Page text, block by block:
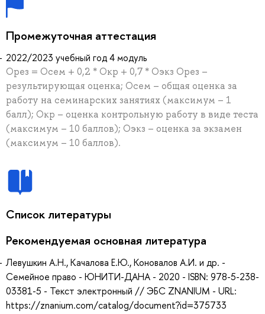
Промежуточная аттестация
2022/2023 учебный год 4 модуль
Орез = Осем + 0,2 * Окр + 0,7 * Оэкз Орез –
результирующая оценка; Осем – общая оценка за
работу на семинарских занятиях (максимум – 1
балл); Окр – оценка контрольную работу в виде теста
(максимум – 10 баллов); Оэкз – оценка за экзамен
(максимум – 10 баллов).
Список литературы
Рекомендуемая основная литература
Левушкин А.Н., Качалова Е.Ю., Коновалов А.И. и др. -
Семейное право - ЮНИТИ-ДАНА - 2020 - ISBN: 978-5-238-
03381-5 - Текст электронный // ЭБС ZNANIUM - URL:
https://znanium.com/catalog/document?id=375733